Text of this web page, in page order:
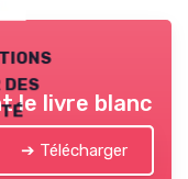
le livre blanc
➔ Télécharger